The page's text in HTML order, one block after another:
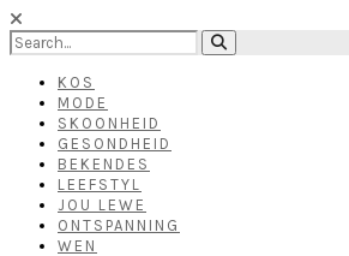
KOS
MODE
SKOONHEID
GESONDHEID
BEKENDES
LEEFSTYL
JOU LEWE
ONTSPANNING
WEN